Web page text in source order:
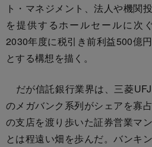
ト・マネジメント、法人や機関
を提供するホールセールに次
2030年度に税引き前利益500億
とする構想を描く。
だが信託銀行業界は、三菱
のメガバンク系列がシェアを寡
の支店を渡り歩いた証券営業マ
とは程遠い畑を歩んだ。バンキ